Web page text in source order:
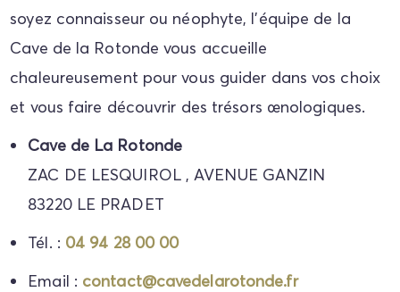
soyez connaisseur ou néophyte, l'équipe de la
Cave de la Rotonde vous accueille
chaleureusement pour vous guider dans vos choix
et vous faire découvrir des trésors œnologiques.
Cave de La Rotonde
ZAC DE LESQUIROL , AVENUE GANZIN
83220 LE PRADET
Tél. : 04 94 28 00 00
Email : contact@cavedelarotonde.fr